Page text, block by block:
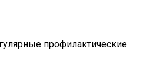
профилактические